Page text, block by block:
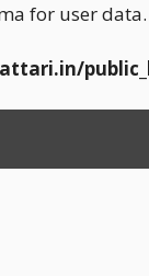
for user data.